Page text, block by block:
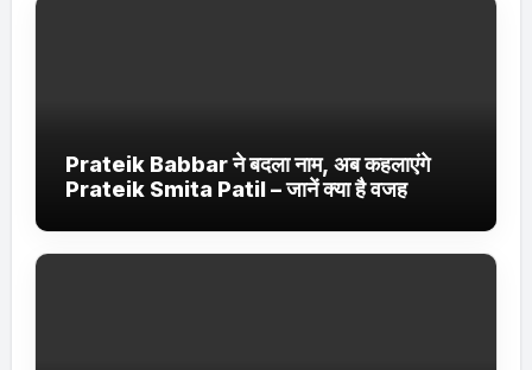
Prateik Babbar ने बदला नाम, अब कहलाएंगे
Prateik Smita Patil – जानें क्या है वजह